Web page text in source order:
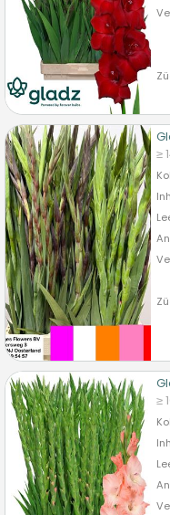
Ve
≥
Ve
Gladiolus
U moet ingelogd
bitte anmelden
≥
Ve
Gladiolus
U moet ingelogd
bitte anmelden